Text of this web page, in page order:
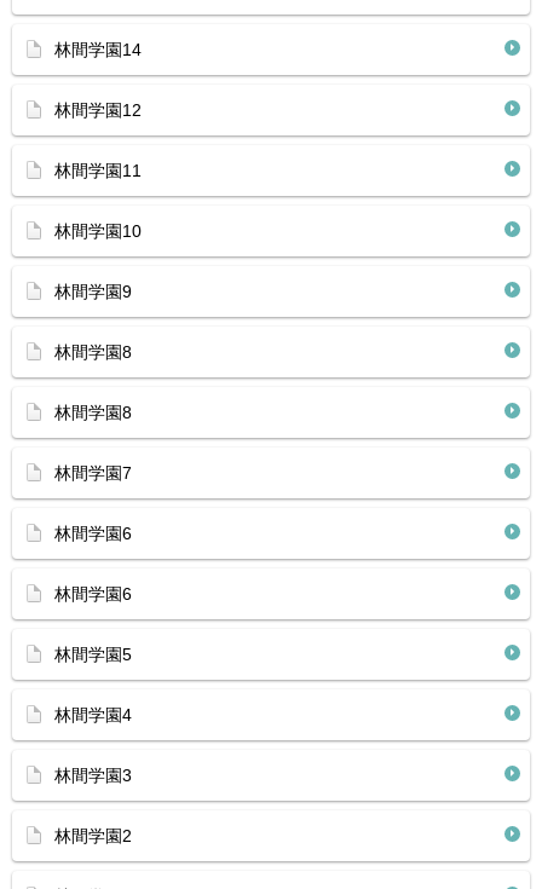
林間学園14
林間学園12
林間学園11
林間学園10
林間学園9
林間学園8
林間学園8
林間学園7
林間学園6
林間学園6
林間学園5
林間学園4
林間学園3
林間学園2